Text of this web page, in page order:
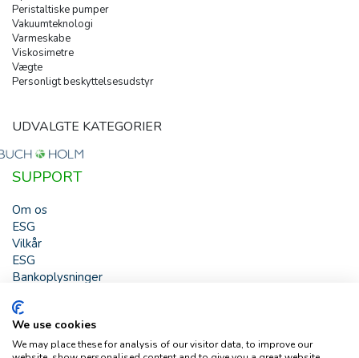
Peristaltiske pumper
Vakuumteknologi
Varmeskabe
Viskosimetre
Vægte
Personligt beskyttelsesudstyr
UDVALGTE KATEGORIER
SUPPORT
Om os
ESG
Vilkår
ESG
Bankoplysninger
HJÆLP
Buch & Holm A/S - Marielundvej 39 - DK-2730 Herlev -
Tlf. +45 44 54 00 00 - e-mail:b-h@buch-holm.dk- CVR-nr.:
We use cookies
We may place these for analysis of our visitor data, to improve our